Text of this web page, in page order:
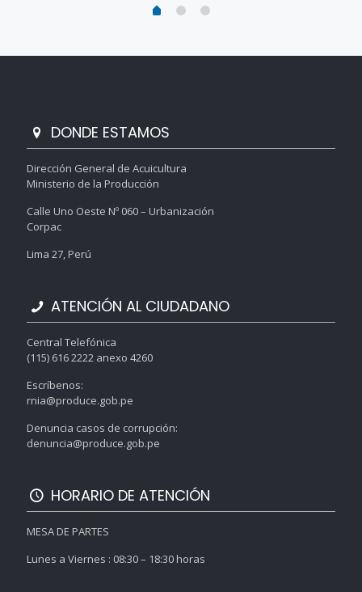
DONDE ESTAMOS
Dirección General de Acuicultura
Ministerio de la Producción
Calle Uno Oeste Nº 060 – Urbanización
Corpac
Lima 27, Perú
ATENCIÓN AL CIUDADANO
Central Telefónica
(115) 616 2222 anexo 4260
Escríbenos:
rnia@produce.gob.pe
Denuncia casos de corrupción:
denuncia@produce.gob.pe
HORARIO DE ATENCIÓN
MESA DE PARTES
Lunes a Viernes : 08:30 – 18:30 horas